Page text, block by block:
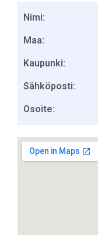
Nimi:
Maa:
Kaupunki:
Sähköposti:
Osoite: